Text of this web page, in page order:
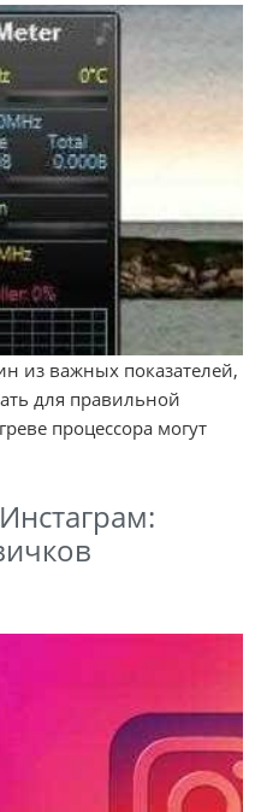
из важных показателей,
для правильной
процессора могут